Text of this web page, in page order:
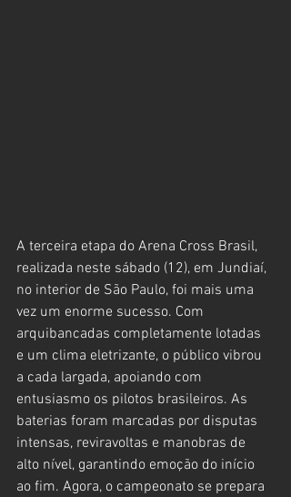
A terceira etapa do Arena Cross Brasil,
realizada neste sábado (12), em Jundiaí,
no interior de São Paulo, foi mais uma
vez um enorme sucesso. Com
arquibancadas completamente lotadas
e um clima eletrizante, o público vibrou
a cada largada, apoiando com
entusiasmo os pilotos brasileiros. As
baterias foram marcadas por disputas
intensas, reviravoltas e manobras de
alto nível, garantindo emoção do início
ao fim. Agora, o campeonato se prepara